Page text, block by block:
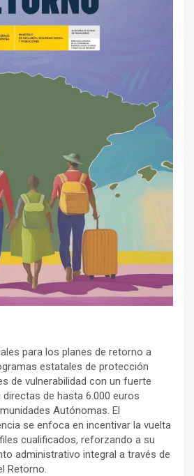
para los planes de retorno a
estatales de protección
de vulnerabilidad con un fuerte
directas de hasta 6.000 euros
Autónomas. El
se enfoca en incentivar la vuelta
cualificados, reforzando a su
administrativo integral a través de
Retorno.